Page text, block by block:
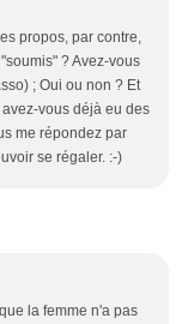
propos, par contre,
? Avez-vous
; Oui ou non ? Et
vous déjà eu des
me répondez par
se régaler. :-)
la femme n'a pas